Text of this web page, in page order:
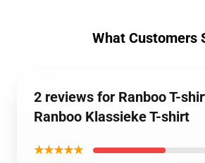
What Customers
2 reviews for Ranboo T-
Ranboo Klassieke T-shirt
★★★★★